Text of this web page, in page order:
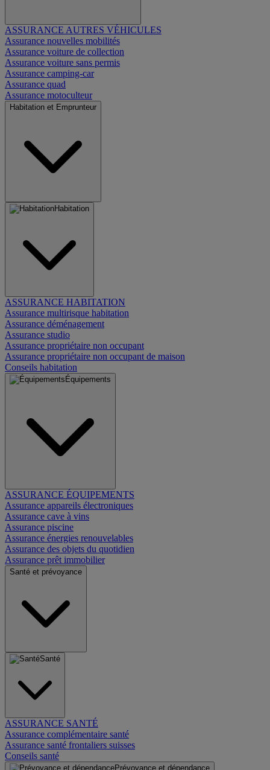
ASSURANCE AUTRES VÉHICULES
Assurance nouvelles mobilités
Assurance voiture de collection
Assurance voiture sans permis
Assurance camping-car
Assurance quad
Assurance motoculteur
Habitation et Emprunteur
Habitation
ASSURANCE HABITATION
Assurance multirisque habitation
Assurance déménagement
Assurance studio
Assurance propriétaire non occupant
Assurance propriétaire non occupant de maison
Conseils habitation
Équipements
ASSURANCE ÉQUIPEMENTS
Assurance appareils électroniques
Assurance cave à vins
Assurance piscine
Assurance énergies renouvelables
Assurance des objets du quotidien
Assurance prêt immobilier
Santé et prévoyance
Santé
ASSURANCE SANTÉ
Assurance complémentaire santé
Assurance santé frontaliers suisses
Conseils santé
Prévoyance et dépendance